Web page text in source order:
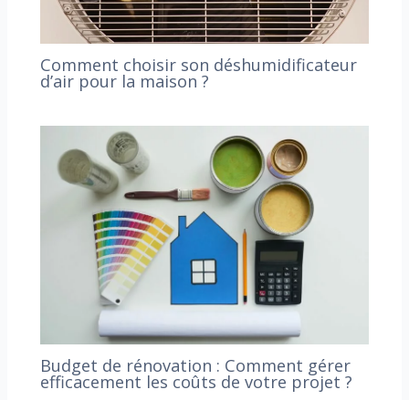
Comment choisir son déshumidificateur
d’air pour la maison ?
Budget de rénovation : Comment gérer
efficacement les coûts de votre projet ?